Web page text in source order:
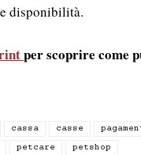
disponibilità.
per scoprire come
cassa casse
petcare petshop